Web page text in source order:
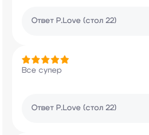
Ответ P.Love (стол 22)
Все супер
Ответ P.Love (стол 22)